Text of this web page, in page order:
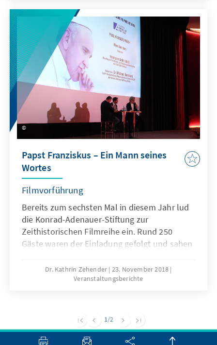
ihrer Freundin und gerät in ein Abenteuer, das
die Zukunft des ganzen Landes verändert.
Papst Franziskus – Ein Mann seines
Wortes
Filmvorführung
Bereits zum sechsten Mal in diesem Jahr lud
die Konrad-Adenauer-Stiftung zur
Zeithistorischen Filmreihe ein. Rund 250
Gäste waren der Einladung gefolgt und sahen
Dokumentarfilm des vielfach preisgekrönten
Regisseurs Wim Wenders „Papst Franziskus –
Dr. Kathrin Zehender 23. November 2018
Veranstaltungsberichte
1/2